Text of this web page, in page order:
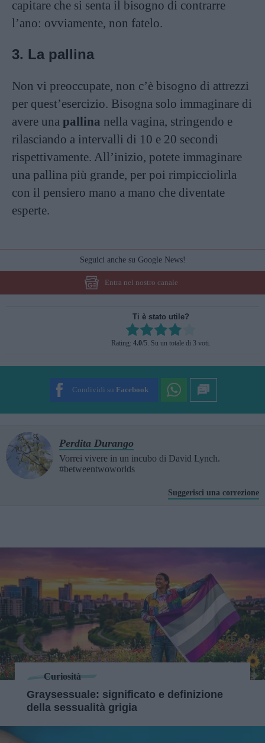
capitare che si senta il bisogno di contrarre
l’ano: ovviamente, non fatelo.
3. La pallina
Non vi preoccupate, non c’è bisogno di attrezzi
per quest’esercizio. Bisogna solo immaginare di
avere una pallina nella vagina, stringendo e
rilasciando a intervalli di 10 e 20 secondi
rispettivamente. All’inizio, potete immaginare
una pallina più grande, per poi rimpicciolirla
con il pensiero mano a mano che diventate
esperte.
Seguici anche su Google News!
Entra nel nostro canale
Ti è stato utile?
Rate this item:
SUBMIT RATING
Rating: 4.0/5. Su un totale di 3 voti.
Condividi su Facebook
Perdita Durango
Vorrei vivere in un incubo di David Lynch.
#betweentwoworlds
Suggerisci una correzione
Curiosità
Graysessuale: significato e definizione
della sessualità grigia